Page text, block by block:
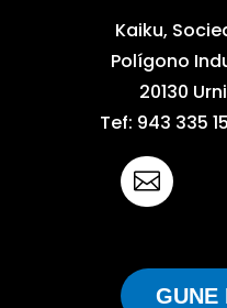
Kaiku,
Polígono
20130
Tef: 943 335

GUNE